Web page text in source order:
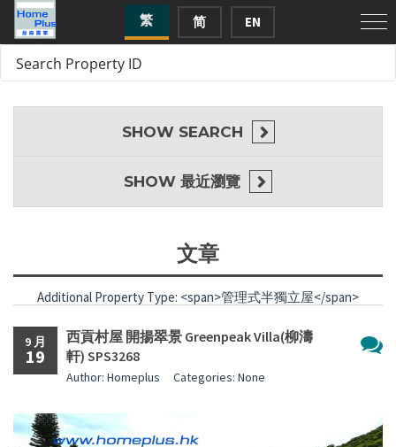
繁 简 EN
文章
Additional Property Type: <span>管理式半獨立屋</span>
9 月
19
言
西貢村屋 開揚翠景 Greenpeak Villa(柳濤
軒) SPS3268
Author: Homeplus Categories: None
SHOW SEARCH
SHOW 最近瀏覽